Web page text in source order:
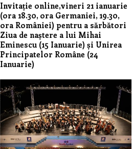
Invitație online,vineri 21 ianuarie
(ora 18.30, ora Germaniei, 19.30,
ora României) pentru a sărbători
Ziua de naștere a lui Mihai
Eminescu (15 Ianuarie) și Unirea
Principatelor Române (24
Ianuarie)